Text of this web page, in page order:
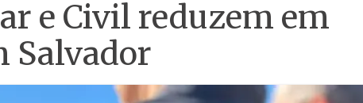
e Civil reduzem em
Salvador